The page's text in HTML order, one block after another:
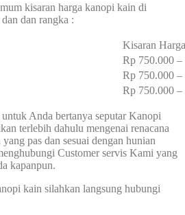
kisaran harga kanopi kain di
dan rangka :
Kisaran
Rp 750.000
Rp 750.000
Rp 750.000
Anda bertanya seputar Kanopi
terlebih dahulu mengenai renacana
pas dan sesuai dengan hunian
Customer servis Kami yang
kapanpun.
kain silahkan langsung hubungi